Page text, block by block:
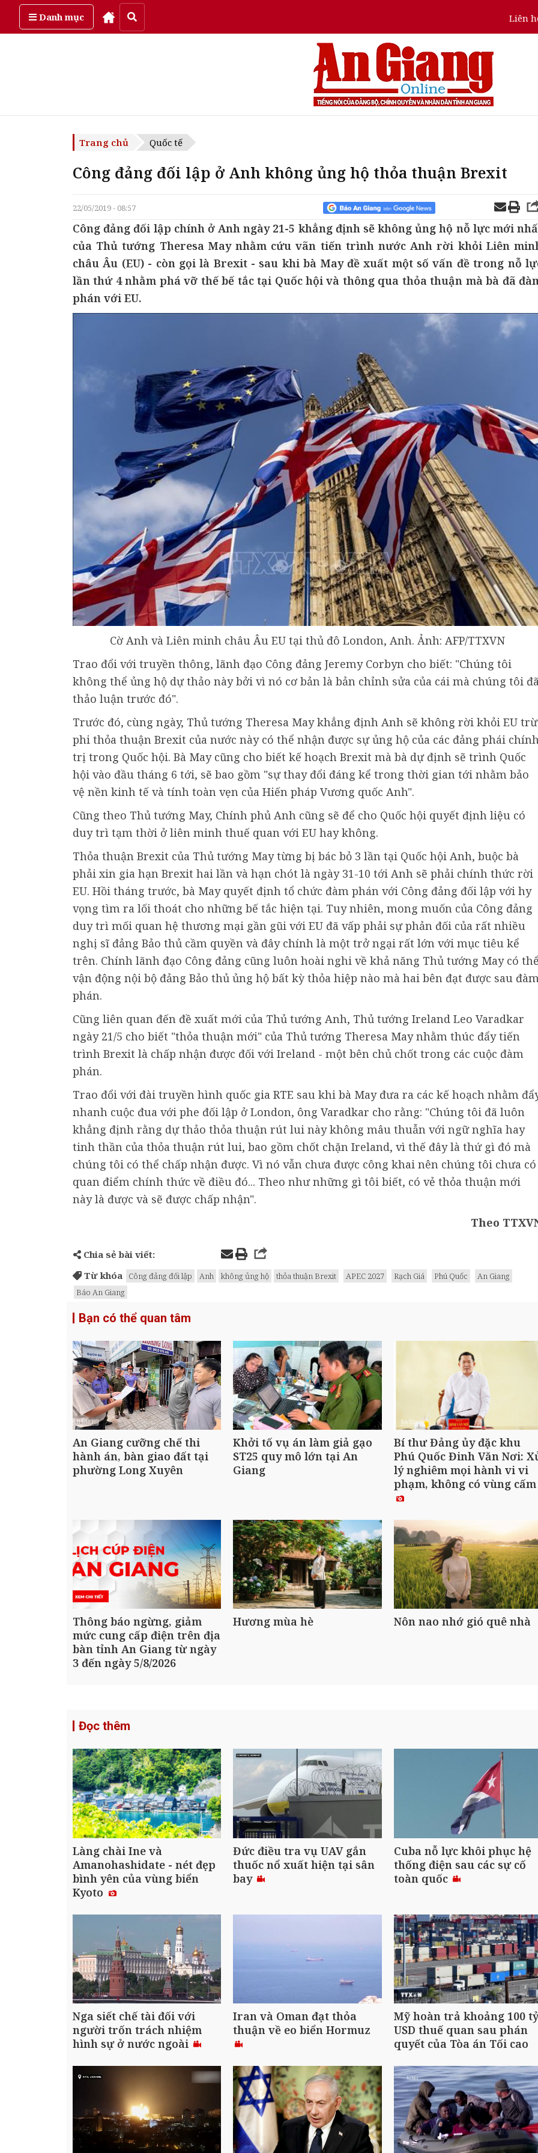
Danh mục Liên
Thứ năm, ngày 6/08/2026
Trang chủ Quốc tế
Công đảng đối lập ở Anh không ủng hộ thỏa thuận Brexit
22/05/2019 - 08:57
Công đảng đối lập chính ở Anh ngày 21-5 khẳng định sẽ không ủng hộ nỗ lực mới
của Thủ tướng Theresa May nhằm cứu vãn tiến trình nước Anh rời khỏi Liên
châu Âu (EU) - còn gọi là Brexit - sau khi bà May đề xuất một số vấn đề trong nỗ
lần thứ 4 nhằm phá vỡ thế bế tắc tại Quốc hội và thông qua thỏa thuận mà bà đã
phán với EU.
Cờ Anh và Liên minh châu Âu EU tại thủ đô London, Anh. Ảnh: AFP/TTXVN
Trao đổi với truyền thông, lãnh đạo Công đảng Jeremy Corbyn cho biết: "Chúng tôi
không thể ủng hộ dự thảo này bởi vì nó cơ bản là bản chỉnh sửa của cái mà chúng tôi
thảo luận trước đó".
Trước đó, cùng ngày, Thủ tướng Theresa May khẳng định Anh sẽ không rời khỏi EU trừ
phi thỏa thuận Brexit của nước này có thể nhận được sự ủng hộ của các đảng phái
trị trong Quốc hội. Bà May cũng cho biết kế hoạch Brexit mà bà dự định sẽ trình Quốc
hội vào đầu tháng 6 tới, sẽ bao gồm "sự thay đổi đáng kể trong thời gian tới nhằm bảo
vệ nền kinh tế và tính toàn vẹn của Hiến pháp Vương quốc Anh".
Cũng theo Thủ tướng May, Chính phủ Anh cũng sẽ để cho Quốc hội quyết định liệu có
duy trì tạm thời ở liên minh thuế quan với EU hay không.
Thỏa thuận Brexit của Thủ tướng May từng bị bác bỏ 3 lần tại Quốc hội Anh, buộc bà
phải xin gia hạn Brexit hai lần và hạn chót là ngày 31-10 tới Anh sẽ phải chính thức rời
EU. Hồi tháng trước, bà May quyết định tổ chức đàm phán với Công đảng đối lập với hy
vọng tìm ra lối thoát cho những bế tắc hiện tại. Tuy nhiên, mong muốn của Công đảng
duy trì mối quan hệ thương mại gần gũi với EU đã vấp phải sự phản đối của rất nhiều
nghị sĩ đảng Bảo thủ cầm quyền và đây chính là một trở ngại rất lớn với mục tiêu kể
trên. Chính lãnh đạo Công đảng cũng luôn hoài nghi về khả năng Thủ tướng May có
vận động nội bộ đảng Bảo thủ ủng hộ bất kỳ thỏa hiệp nào mà hai bên đạt được sau
phán.
Cũng liên quan đến đề xuất mới của Thủ tướng Anh, Thủ tướng Ireland Leo Varadkar
ngày 21/5 cho biết "thỏa thuận mới" của Thủ tướng Theresa May nhằm thúc đẩy tiến
trình Brexit là chấp nhận được đối với Ireland - một bên chủ chốt trong các cuộc đàm
phán.
Trao đổi với đài truyền hình quốc gia RTE sau khi bà May đưa ra các kế hoạch nhằm
nhanh cuộc đua với phe đối lập ở London, ông Varadkar cho rằng: "Chúng tôi đã luôn
khẳng định rằng dự thảo thỏa thuận rút lui này không mâu thuẫn với ngữ nghĩa hay
tinh thần của thỏa thuận rút lui, bao gồm chốt chặn Ireland, vì thế đây là thứ gì đó mà
chúng tôi có thể chấp nhận được. Vì nó vẫn chưa được công khai nên chúng tôi chưa có
quan điểm chính thức về điều đó... Theo như những gì tôi biết, có vẻ thỏa thuận mới
này là được và sẽ được chấp nhận".
Theo
Chia sẻ bài viết:
Từ khóa
Công đảng đối lập Anh không ủng hộ thỏa thuận Brexit APEC 2027 Rạch Giá Phú Quốc
An Giang
Báo An Giang
Bạn có thể quan tâm
An Giang cưỡng chế thi
hành án, bàn giao đất tại
phường Long Xuyên
Khởi tố vụ án làm giả gạo
ST25 quy mô lớn tại An
Giang
Bí thư Đảng ủy đặc khu
Phú Quốc Đinh Văn Nơi:
lý nghiêm mọi hành vi vi
phạm, không có vùng
Thông báo ngừng, giảm
mức cung cấp điện trên địa
bàn tỉnh An Giang từ ngày
3 đến ngày 5/8/2026
Hương mùa hè Nôn nao nhớ gió quê nhà
Đọc thêm
Làng chài Ine và
Amanohashidate - nét đẹp
bình yên của vùng biển
Kyoto
Đức điều tra vụ UAV gắn
thuốc nổ xuất hiện tại sân
bay
Cuba nỗ lực khôi phục hệ
thống điện sau các sự cố
toàn quốc
Nga siết chế tài đối với
người trốn trách nhiệm
hình sự ở nước ngoài
Iran và Oman đạt thỏa
thuận về eo biển Hormuz
Mỹ hoàn trả khoảng 100 tỷ
USD thuế quan sau phán
quyết của Tòa án Tối cao